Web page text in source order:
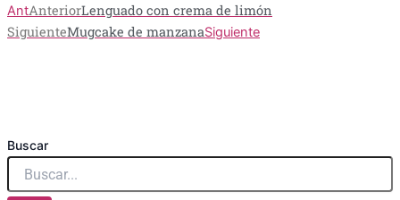
AntAnteriorLenguado con crema de limón
SiguienteMugcake de manzanaSiguiente
Buscar